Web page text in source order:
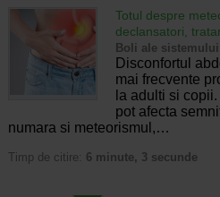
Totul despre
declansatori,
Boli ale
Disconfortul
mai frecvente
la adulti si
pot afecta
numara si meteorismul,…
Timp de citire: 6 minute, 3 secunde